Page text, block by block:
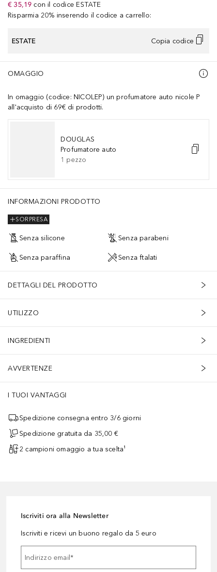
€ 35,19 con il codice ESTATE
Risparmia 20% inserendo il codice a carrello:
ESTATE Copia codice
OMAGGIO
In omaggio (codice: NICOLEP) un profumatore auto nicole P
all'acquisto di 69€ di prodotti.
DOUGLAS
Profumatore auto
1 pezzo
INFORMAZIONI PRODOTTO
SORPRESA
Senza silicone Senza parabeni
Senza paraffina Senza ftalati
DETTAGLI DEL PRODOTTO
UTILIZZO
INGREDIENTI
AVVERTENZE
I TUOI VANTAGGI
Spedizione consegna entro 3/6 giorni
Spedizione gratuita da 35,00 €
2 campioni omaggio a tua scelta¹
Iscriviti ora alla Newsletter
Iscriviti e ricevi un buono regalo da 5 euro
Indirizzo email *